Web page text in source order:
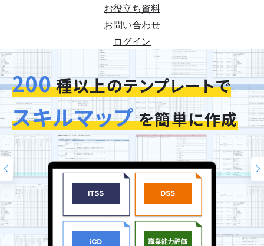
お役立ち資料
お問い合わせ
ログイン
200
スキルマップ
今お使いの評価シートを
そのまま再現